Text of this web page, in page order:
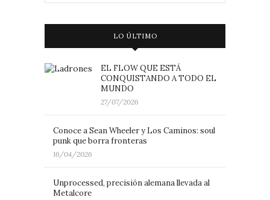
LO ÚLTIMO
EL FLOW QUE ESTÁ
CONQUISTANDO A TODO EL
MUNDO
27/07/2026
Conoce a Sean Wheeler y Los Caminos: soul
punk que borra fronteras
16/04/2026
Unprocessed, precisión alemana llevada al
Metalcore